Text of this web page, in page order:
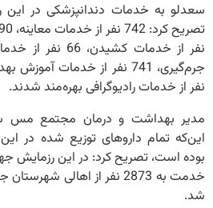
سعدلو به خدمات دندانپزشکی در این
نفر از خدمات رادیوگرافی بهره‌مند شدند.
مدیر بهداشت و درمان مجتمع مس
این‌که تمام داروهای توزیع شده در این
خدمت به 2873 نفر از اهالی
شد.